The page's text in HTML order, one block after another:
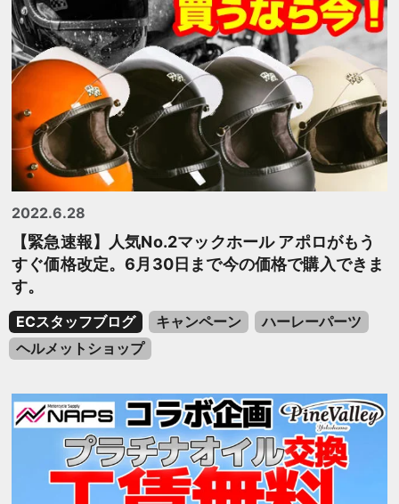
2022.6.28
【緊急速報】人気No.2マックホール アポロがもう
すぐ価格改定。6月30日まで今の価格で購入できま
す。
ECスタッフブログ キャンペーン
ハーレーパーツ
ヘルメットショップ